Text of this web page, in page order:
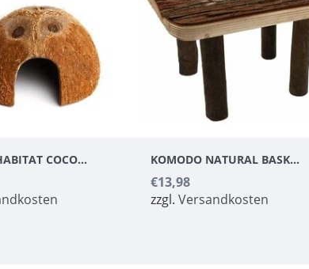
KOMODO HABITAT COCONUT DEN KOMODO NATURAL BASKING PLATFORM
€13,98
zzgl. Versandkosten